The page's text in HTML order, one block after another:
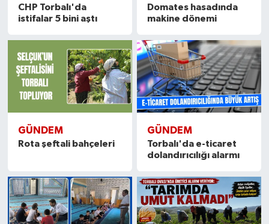
CHP Torbalı'da
istifalar 5 bini aştı
Domates hasadında
makine dönemi
GÜNDEM
Rota şeftali bahçeleri
GÜNDEM
Torbalı'da e-ticaret
dolandırıcılığı alarmı